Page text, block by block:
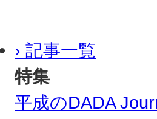
› 記事一覧
特集
平成のDADA